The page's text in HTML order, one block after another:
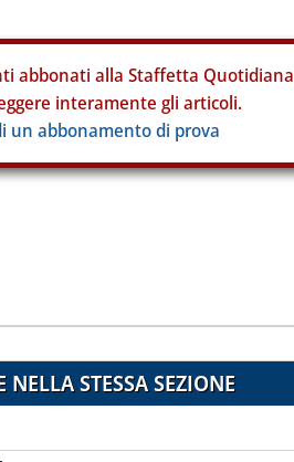
abbonati alla Staffetta Quotidiana
interamente gli articoli.
un abbonamento di prova
NELLA STESSA SEZIONE